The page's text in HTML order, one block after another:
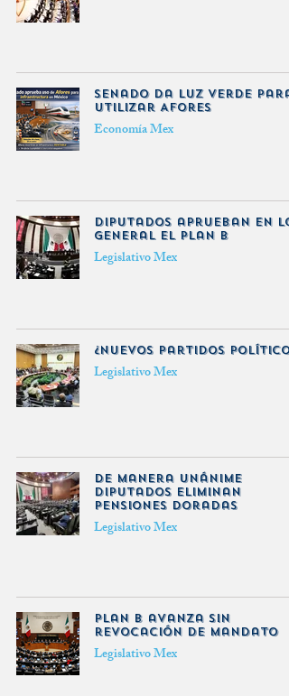
Senado da luz verde para
utilizar Afores
Economía Mex
Diputados aprueban en lo
general el plan B
Legislativo Mex
¿Nuevos partidos
Legislativo Mex
De manera unánime
diputados eliminan
pensiones doradas
Legislativo Mex
Plan B avanza sin
revocación de mandato
Legislativo Mex